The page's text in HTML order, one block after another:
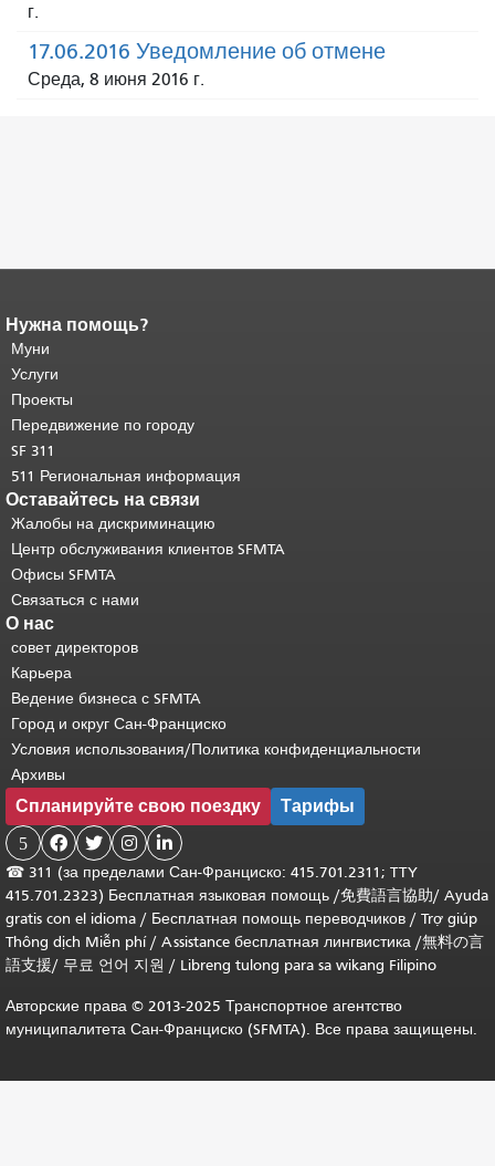
г.
17.06.2016 Уведомление об отмене
Среда, 8 июня 2016 г.
Конец содержимого
страницы.
страницы повторяется на каждой
странице.
основного содержимого .
Нужна помощь?
Муни
Услуги
Проекты
Передвижение по городу
SF 311
511 Региональная информация
Оставайтесь на связи
Жалобы на дискриминацию
Центр обслуживания клиентов SFMTA
Офисы SFMTA
Связаться с нами
О нас
совет директоров
Карьера
Ведение бизнеса с SFMTA
Город и округ Сан-Франциско
Условия использования/Политика конфиденциальности
Архивы
Спланируйте свою поездку Тарифы
5    
☎ 311 (за пределами Сан-Франциско: 415.701.2311; TTY
415.701.2323) Бесплатная языковая помощь /免費語言協助/ Ayuda
gratis con el idioma / Бесплатная помощь переводчиков / Trợ giúp
Thông dịch Miễn phí/ Assistance бесплатная лингвистика /無料の言
語支援/ 무료 언어 지원 / Libreng tulong para sa wikang Filipino
Авторские права © 2013-2025 Транспортное агентство
муниципалитета Сан-Франциско (SFMTA). Все права защищены.